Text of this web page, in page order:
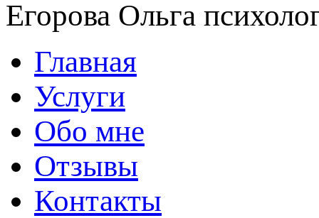
Егорова Ольга
Главная
Услуги
Обо мне
Отзывы
Контакты